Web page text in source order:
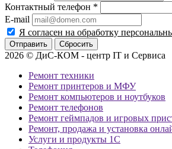
Контактный телефон *
E-mail
Я согласен на обработку
Сбросить
2026 © ДиС-КОМ - центр IT и Сервиса
Ремонт техники
Ремонт принтеров и МФУ
Ремонт компьютеров и ноутбуков
Ремонт телефонов
Ремонт геймпадов и игровых
Ремонт, продажа и установка
Услуги и продукты 1С